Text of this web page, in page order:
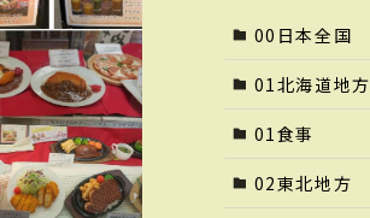
00日本全国
01北海道地方
01食事
02東北地方